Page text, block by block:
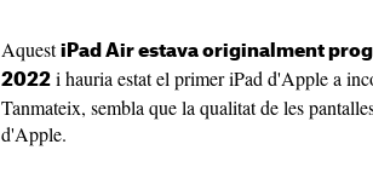
Aquest iPad Air estava originalment
2022 i hauria estat el primer iPad d'Apple a
Tanmateix, sembla que la qualitat de les
d'Apple.